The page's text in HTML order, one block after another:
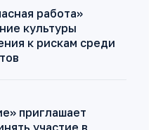
работа»
культуры
к рискам среди
приглашает
участие в